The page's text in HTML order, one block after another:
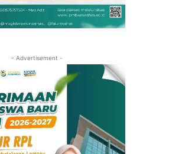
- Advertisement -